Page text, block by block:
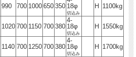
990 700 1000 650 350 18φ
切込み
H 1100kg
1020 700 1150 700 380
4-
18φ
切込み
H 1550kg
1140 700 1250 700 380
4-
18φ
切込み
H 1700kg